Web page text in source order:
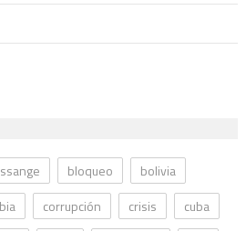
bloqueo
bolivia
corrupción crisis cuba